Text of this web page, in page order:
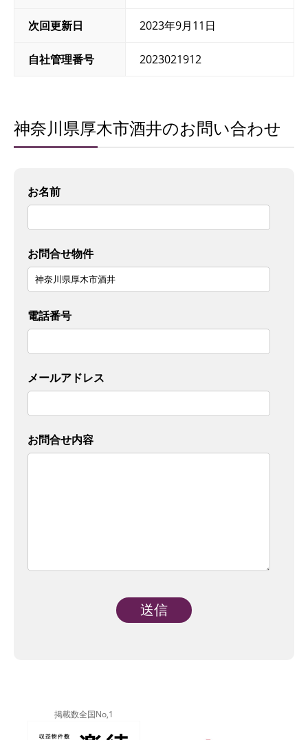
次回更新日 2023年9月11日
自社管理番号 2023021912
神奈川県厚木市酒井のお問い合わせ
お名前
お問合せ物件
電話番号
メールアドレス
お問合せ内容
掲載数全国No,1